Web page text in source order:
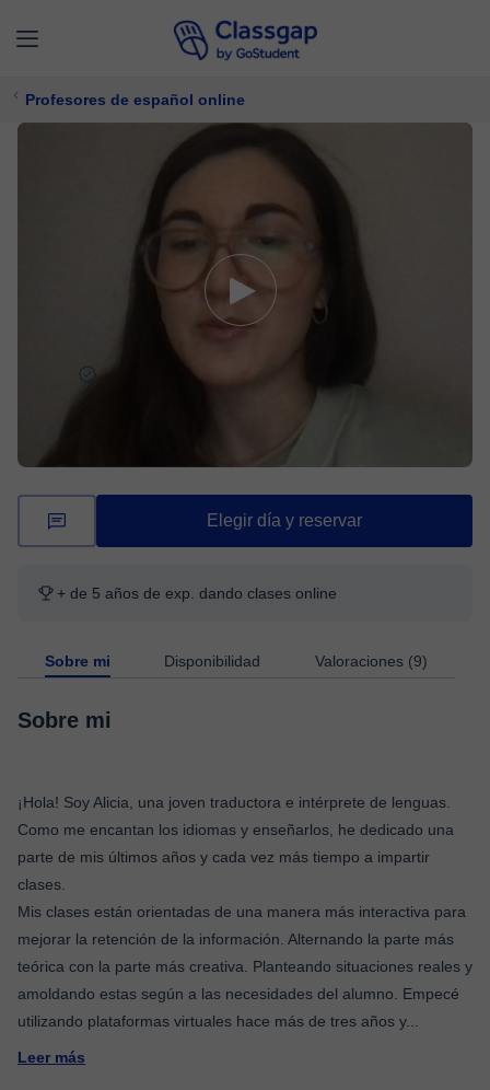
Profesores de español online
Elegir día y reservar
+ de 5 años de exp. dando clases online
Sobre mi Disponibilidad Valoraciones (9)
Sobre mi
¡Hola! Soy Alicia, una joven traductora e intérprete de lenguas.
Como me encantan los idiomas y enseñarlos, he dedicado una
parte de mis últimos años y cada vez más tiempo a impartir
clases.
Mis clases están orientadas de una manera más interactiva para
mejorar la retención de la información. Alternando la parte más
teórica con la parte más creativa. Planteando situaciones reales y
amoldando estas según a las necesidades del alumno. Empecé
utilizando plataformas virtuales hace más de tres años y...
Leer más